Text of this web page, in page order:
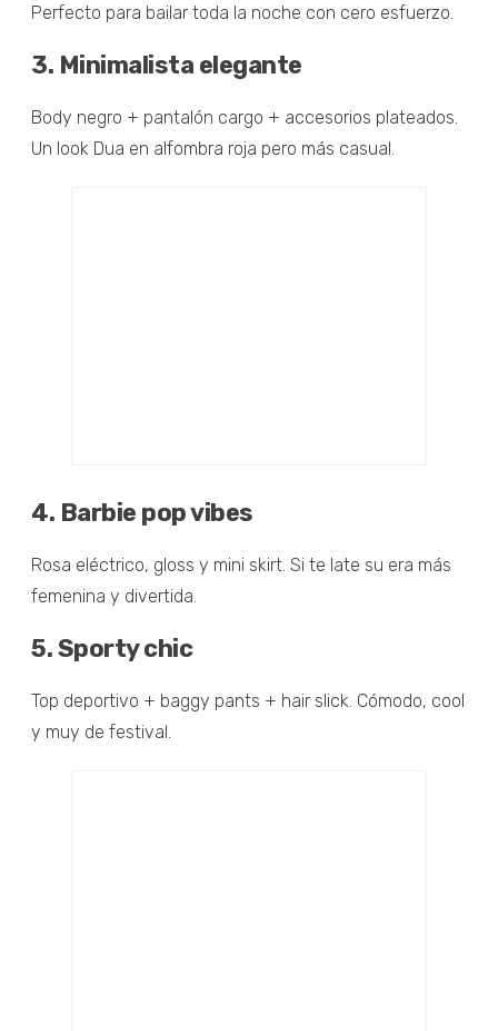
Perfecto para bailar toda la noche con cero esfuerzo.
3. Minimalista elegante
Body negro + pantalón cargo + accesorios plateados.
Un look Dua en alfombra roja pero más casual.
4. Barbie pop vibes
Rosa eléctrico, gloss y mini skirt. Si te late su era más
femenina y divertida.
5. Sporty chic
Top deportivo + baggy pants + hair slick. Cómodo, cool
y muy de festival.